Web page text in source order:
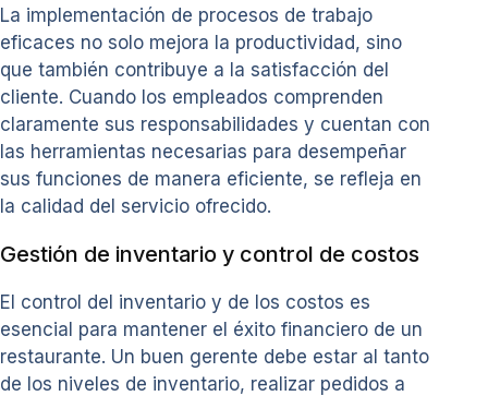
La implementación de procesos de trabajo
eficaces no solo mejora la productividad, sino
que también contribuye a la satisfacción del
cliente. Cuando los empleados comprenden
claramente sus responsabilidades y cuentan con
las herramientas necesarias para desempeñar
sus funciones de manera eficiente, se refleja en
la calidad del servicio ofrecido.
Gestión de inventario y control de costos
El control del inventario y de los costos es
esencial para mantener el éxito financiero de un
restaurante. Un buen gerente debe estar al tanto
de los niveles de inventario, realizar pedidos a